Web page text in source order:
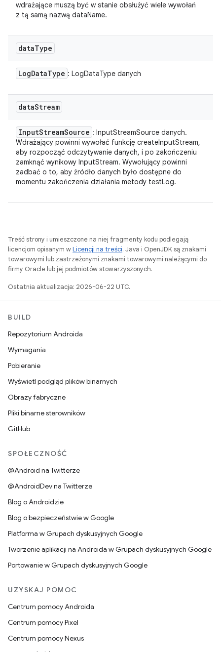
wdrażające muszą być w stanie obsłużyć wiele wywołań
z tą samą nazwą dataName.
dataType
LogDataType : LogDataType danych
dataStream
InputStreamSource : InputStreamSource danych.
Wdrażający powinni wywołać funkcję createInputStream,
aby rozpocząć odczytywanie danych, i po zakończeniu
zamknąć wynikowy InputStream. Wywołujący powinni
zadbać o to, aby źródło danych było dostępne do
momentu zakończenia działania metody testLog.
Treść strony i umieszczone na niej fragmenty kodu podlegają
licencjom opisanym wLicencji na treści. Java i OpenJDK są znakami
towarowymi lub zastrzeżonymi znakami towarowymi należącymi do
firmy Oracle lub jej podmiotów stowarzyszonych.
Ostatnia aktualizacja: 2026-06-22 UTC.
BUILD
Repozytorium Androida
Wymagania
Pobieranie
Wyświetl podgląd plików binarnych
Obrazy fabryczne
Pliki binarne sterowników
GitHub
SPOŁECZNOŚĆ
@Android na Twitterze
@AndroidDev na Twitterze
Blog o Androidzie
Blog o bezpieczeństwie w Google
Platforma w Grupach dyskusyjnych Google
Tworzenie aplikacji na Androida w Grupach dyskusyjnych Google
Portowanie w Grupach dyskusyjnych Google
UZYSKAJ POMOC
Centrum pomocy Androida
Centrum pomocy Pixel
Centrum pomocy Nexus